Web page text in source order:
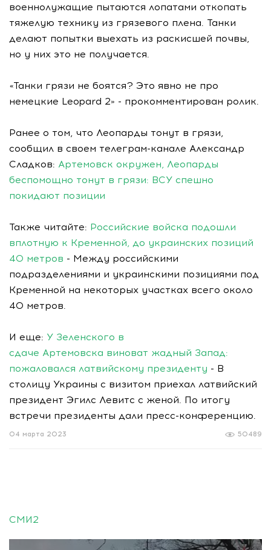
военнолужащие пытаются лопатами откопать
тяжелую технику из грязевого плена. Танки
делают попытки выехать из раскисшей почвы,
но у них это не получается.
«Танки грязи не боятся? Это явно не про
немецкие Leopard 2» - прокомментирован ролик.
Ранее о том, что Леопарды тонут в грязи,
сообщил в своем телеграм-канале Александр
Сладков: Артемовск окружен, Леопарды
беспомощно тонут в грязи: ВСУ спешно
покидают позиции
Также читайте: Российские войска подошли
вплотную к Кременной, до украинских позиций
40 метров - Между российскими
подразделениями и украинскими позициями под
Кременной на некоторых участках всего около
40 метров.
И еще: У Зеленского в
сдаче Артемовска виноват жадный Запад:
пожаловался латвийскому президенту - В
столицу Украины с визитом приехал латвийский
президент Эгилс Левитс с женой. По итогу
встречи президенты дали пресс-конференцию.
50489
04 марта 2023
СМИ2